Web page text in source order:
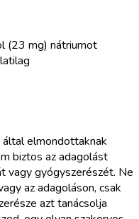
(23 mg) nátriumot
elmondottaknak
biztos az adagolást
vagy gyógyszerészét. Ne
az adagoláson, csak
azt tanácsolja